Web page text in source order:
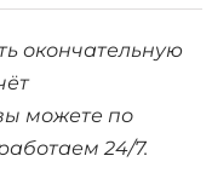
окончательную
можете по
24/7.